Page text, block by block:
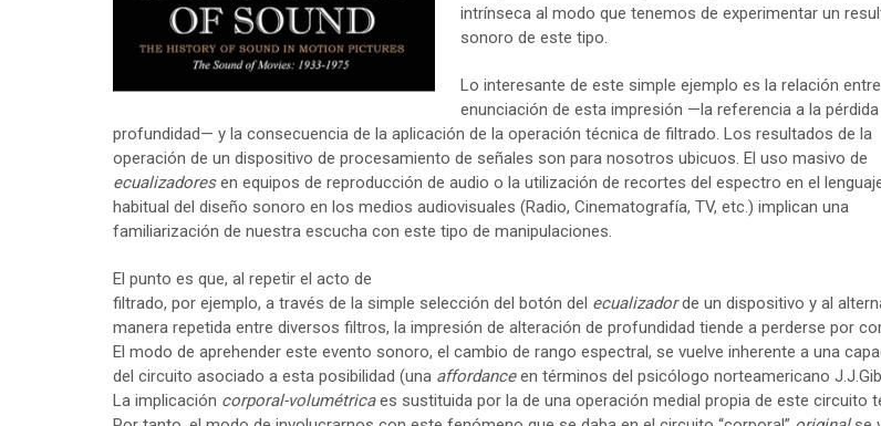
intrínseca al modo que tenemos de experimentar un
sonoro de este tipo.
Lo interesante de este simple ejemplo es la relación
enunciación de esta impresión —la referencia a la pérdida
profundidad— y la consecuencia de la aplicación de la operación técnica de filtrado. Los resultados de la
operación de un dispositivo de procesamiento de señales son para nosotros ubicuos. El uso masivo de
ecualizadoresen equipos de reproducción de audio o la utilización de recortes del espectro en el
habitual del diseño sonoro en los medios audiovisuales (Radio, Cinematografía, TV, etc.) implican una
familiarización de nuestra escucha con este tipo de manipulaciones.
El punto es que, al repetir el acto de
filtrado, por ejemplo, a través de la simple selección del botón del ecualizadorde un dispositivo y al
manera repetida entre diversos filtros, la impresión de alteración de profundidad tiende a perderse por
El modo de aprehender este evento sonoro, el cambio de rango espectral, se vuelve inherente a una
del circuito asociado a esta posibilidad (una affordanceen términos del psicólogo norteamericano
La implicación corporal-volumétricaes sustituida por la de una operación medial propia de este circuito